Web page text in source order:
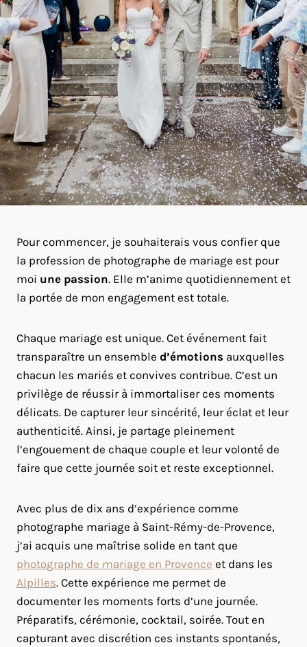
Pour commencer, je souhaiterais vous confier que
la profession de photographe de mariage est pour
moi une passion. Elle m’anime quotidiennement et
la portée de mon engagement est totale.
Chaque mariage est unique. Cet événement fait
transparaître un ensemble d’émotions auxquelles
chacun les mariés et convives contribue. C’est un
privilège de réussir à immortaliser ces moments
délicats. De capturer leur sincérité, leur éclat et leur
authenticité. Ainsi, je partage pleinement
l’engouement de chaque couple et leur volonté de
faire que cette journée soit et reste exceptionnel.
Avec plus de dix ans d’expérience comme
photographe mariage à Saint-Rémy-de-Provence,
j’ai acquis une maîtrise solide en tant que
photographe de mariage en Provence et dans les
Alpilles. Cette expérience me permet de
documenter les moments forts d’une journée.
Préparatifs, cérémonie, cocktail, soirée. Tout en
capturant avec discrétion ces instants spontanés,